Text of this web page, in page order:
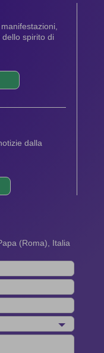
dello spirito di
dalla
(Roma), Italia